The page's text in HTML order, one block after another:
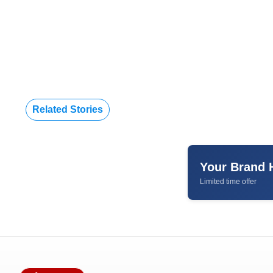
Related Stories
Your Brand
Limited time offer